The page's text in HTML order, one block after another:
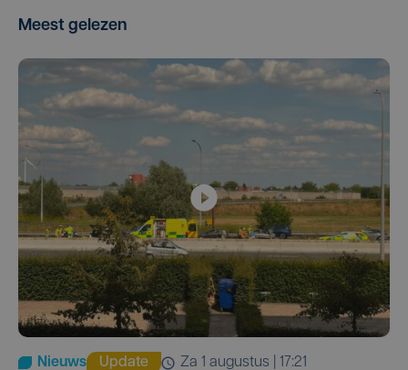
Meest gelezen
Nieuws Update
za 1 augustus | 17:21